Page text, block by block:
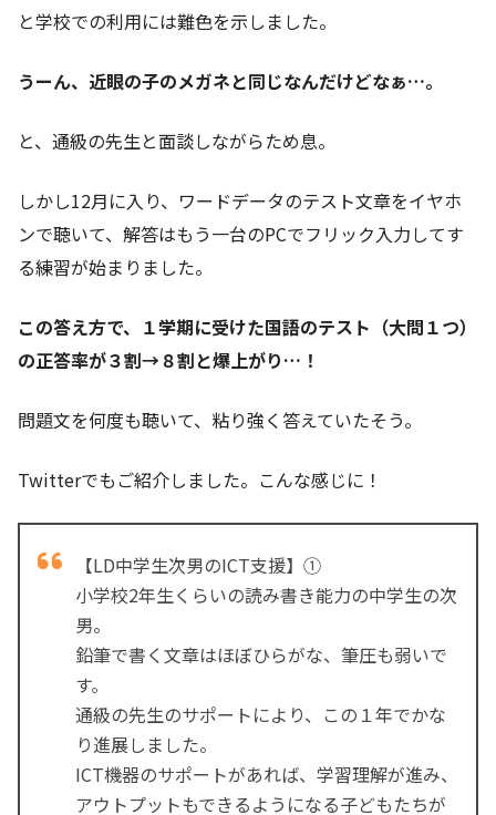
と学校での利用には難色を示しました。
うーん、近眼の子のメガネと同じなんだけどなぁ…。
と、通級の先生と面談しながらため息。
しかし12月に入り、ワードデータのテスト文章をイヤホ
ンで聴いて、解答はもう一台のPCでフリック入力してす
る練習が始まりました。
この答え方で、１学期に受けた国語のテスト（大問１つ）
の正答率が３割→８割と爆上がり…！
問題文を何度も聴いて、粘り強く答えていたそう。
Twitterでもご紹介しました。こんな感じに！
【LD中学生次男のICT支援】①
小学校2年生くらいの読み書き能力の中学生の次
男。
鉛筆で書く文章はほぼひらがな、筆圧も弱いで
す。
通級の先生のサポートにより、この１年でかな
り進展しました。
ICT機器のサポートがあれば、学習理解が進み、
アウトプットもできるようになる子どもたちが